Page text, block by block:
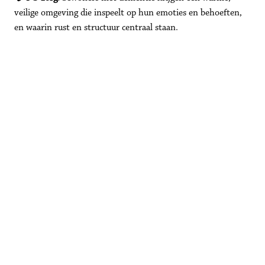
veilige omgeving die inspeelt op hun emoties en behoeften,
en waarin rust en structuur centraal staan.